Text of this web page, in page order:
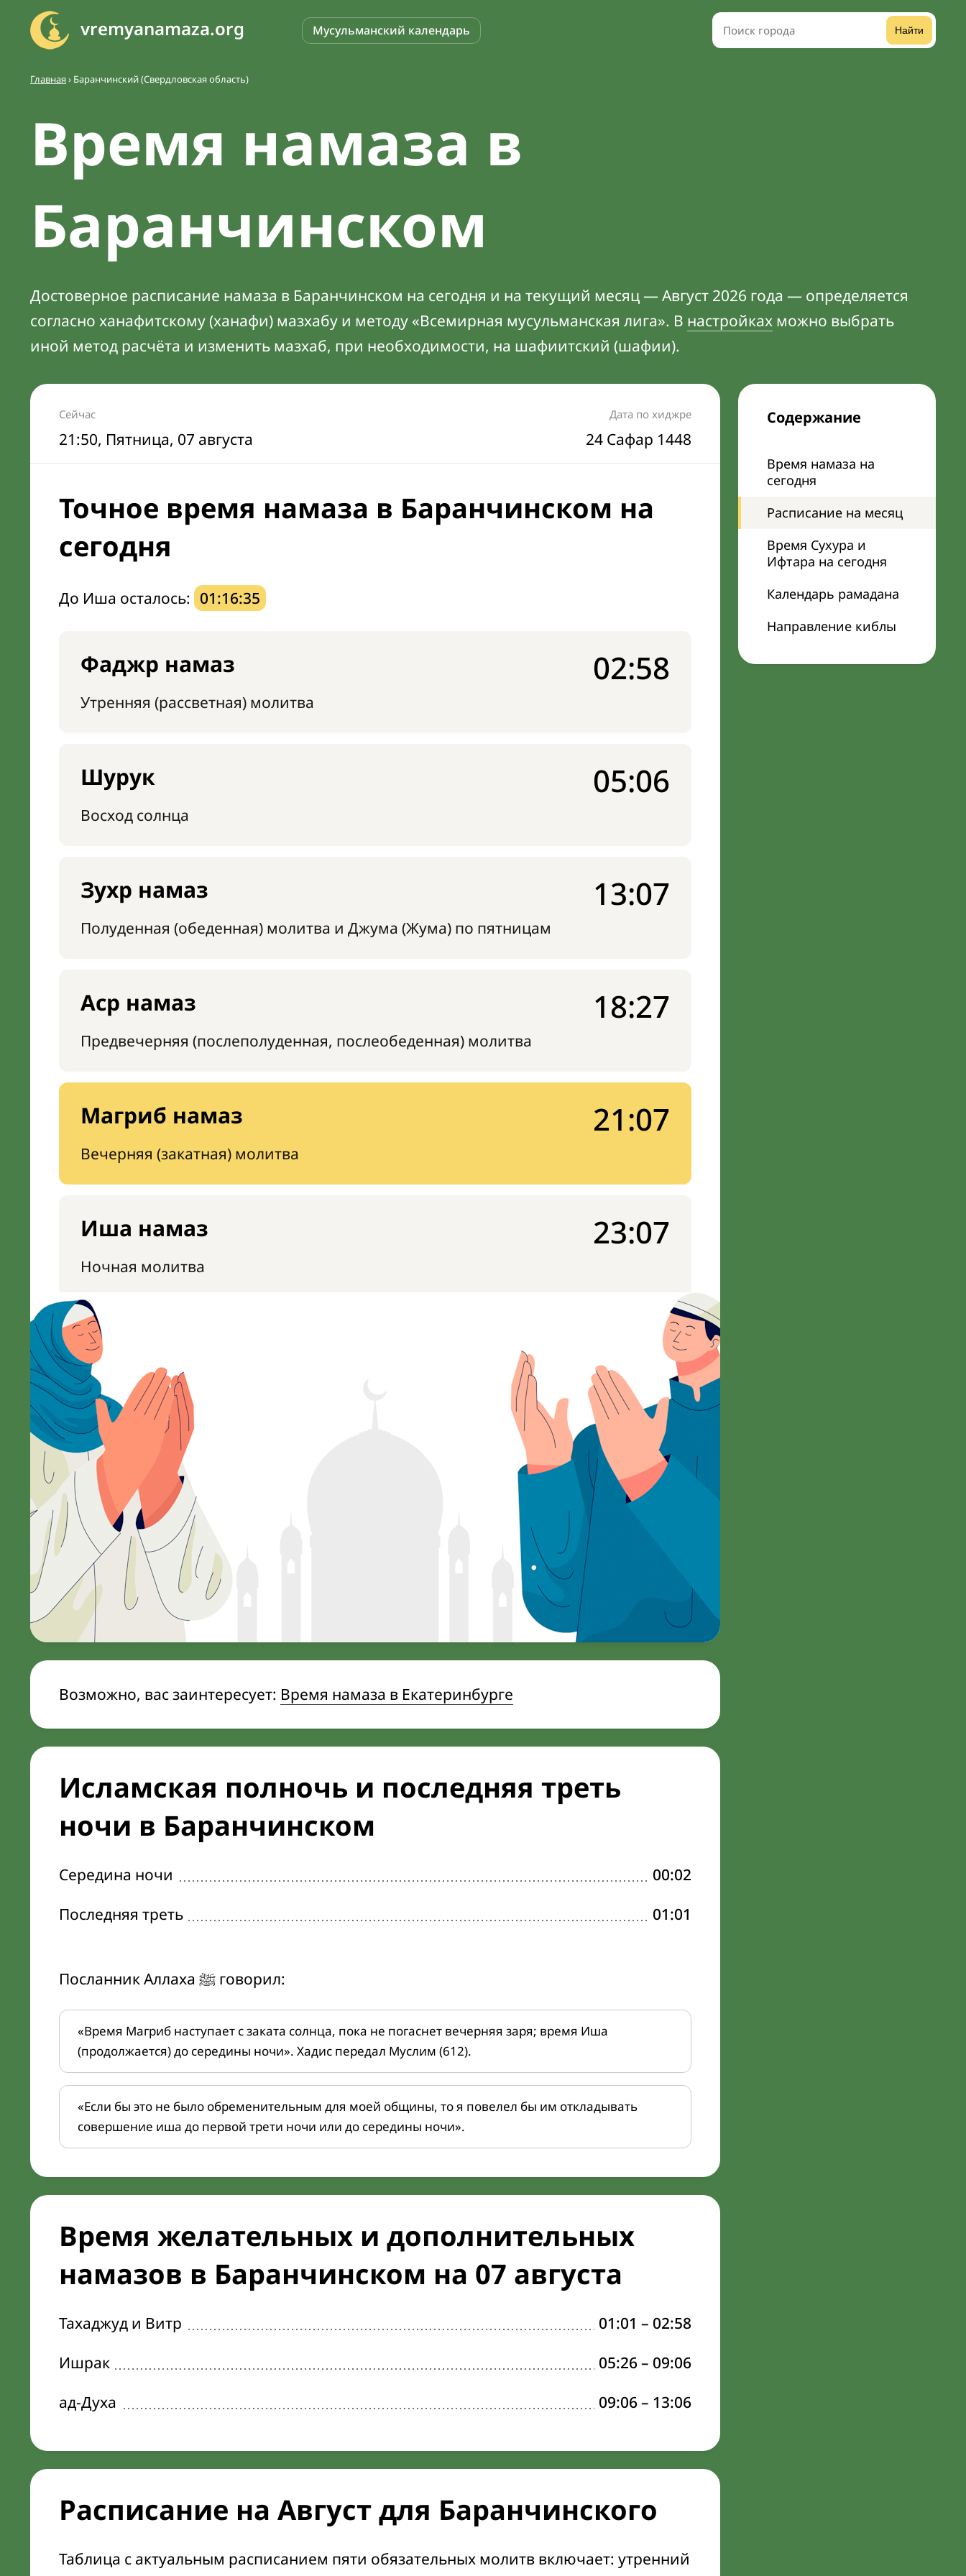
vremyanamaza.org Мусульманский календарь Найти
Главная› Баранчинский (Свердловская область)
Время намаза в
Баранчинском
Достоверное расписание намаза в Баранчинском на сегодня и на текущий месяц — Август 2026 года — определяется
согласно ханафитскому (ханафи) мазхабу и методу «Всемирная мусульманская лига». В настройках можно выбрать
иной метод расчёта и изменить мазхаб, при необходимости, на шафиитский (шафии).
Содержание
Время намаза на
сегодня
Расписание на месяц
Время Сухура и
Ифтара на сегодня
Календарь рамадана
Направление киблы
Сейчас
21:50, Пятница, 07 августа
Дата по хиджре
24 Сафар 1448
Точное время намаза в Баранчинском на
сегодня
До Иша осталось: 01:16:34
Фаджр намаз
Утренняя (рассветная) молитва
02:58
Шурук
Восход солнца
05:06
Зухр намаз
Полуденная (обеденная) молитва и Джума (Жума) по пятницам
13:07
Аср намаз
Предвечерняя (послеполуденная, послеобеденная) молитва
18:27
Магриб намаз
Вечерняя (закатная) молитва
21:07
Иша намаз
Ночная молитва
23:07
Возможно, вас заинтересует: Время намаза в Екатеринбурге
Исламская полночь и последняя треть
ночи в Баранчинском
Середина ночи
00:02
Последняя треть
01:01
Посланник Аллаха ﷺ говорил:
«Время Магриб наступает с заката солнца, пока не погаснет вечерняя заря; время Иша
(продолжается) до середины ночи». Хадис передал Муслим (612).
«Если бы это не было обременительным для моей общины, то я повелел бы им откладывать
совершение иша до первой трети ночи или до середины ночи».
Время желательных и дополнительных
намазов в Баранчинском на 07 августа
Тахаджуд и Витр 01:01 – 02:58
Ишрак
05:26 – 09:06
ад-Духа
09:06 – 13:06
Расписание на Август для Баранчинского
Таблица с актуальным расписанием пяти обязательных молитв включает: утренний